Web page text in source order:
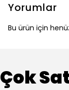
Yorumlar
Bu ürün için
Çok